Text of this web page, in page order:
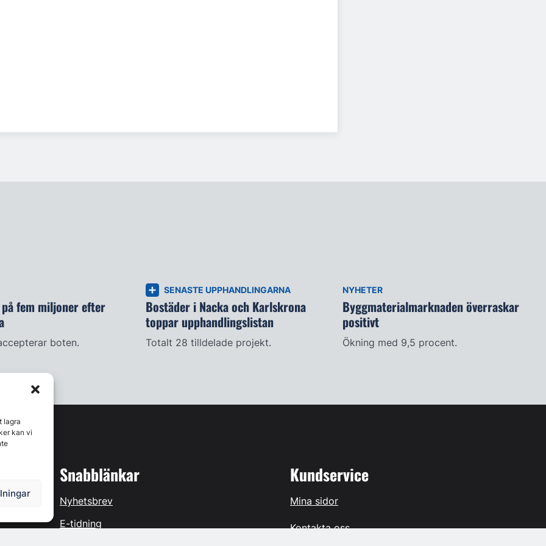
lagra
kan vi
på fem miljoner efter
boten.
SENASTE UPPHANDLINGARNA
Bostäder i Nacka och Karlskrona
toppar upphandlingslistan
Totalt 28 tilldelade projekt.
NYHETER
Byggmaterialmarknaden överraskar
positivt
Ökning med 9,5 procent.
Snabblänkar
Nyhetsbrev
E-tidning
Kundservice
Mina sidor
Kontakta oss